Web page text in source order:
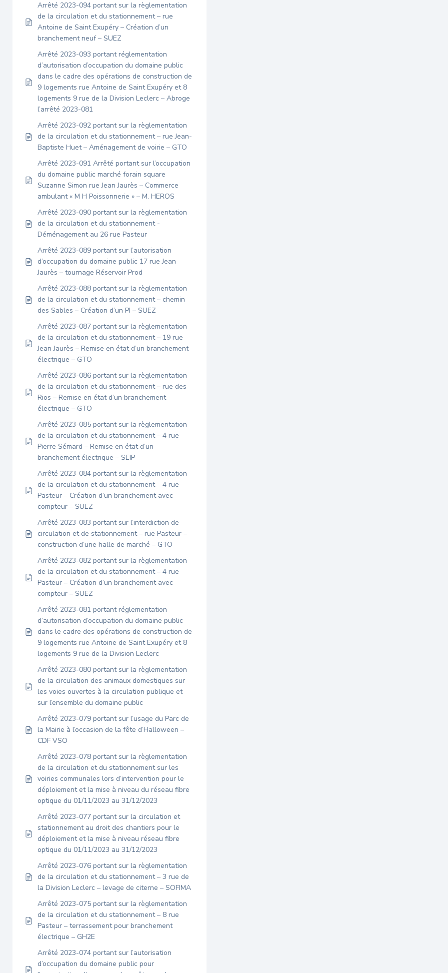
Arrêté 2023-094 portant sur la règlementation
de la circulation et du stationnement – rue
Antoine de Saint Exupéry – Création d’un
branchement neuf – SUEZ
Arrêté 2023-093 portant réglementation
d’autorisation d’occupation du domaine public
dans le cadre des opérations de construction de
9 logements rue Antoine de Saint Exupéry et 8
logements 9 rue de la Division Leclerc – Abroge
l’arrêté 2023-081
Arrêté 2023-092 portant sur la règlementation
de la circulation et du stationnement – rue Jean-
Baptiste Huet – Aménagement de voirie – GTO
Arrêté 2023-091 Arrêté portant sur l’occupation
du domaine public marché forain square
Suzanne Simon rue Jean Jaurès – Commerce
ambulant « M H Poissonnerie » – M. HEROS
Arrêté 2023-090 portant sur la règlementation
de la circulation et du stationnement -
Déménagement au 26 rue Pasteur
Arrêté 2023-089 portant sur l’autorisation
d’occupation du domaine public 17 rue Jean
Jaurès – tournage Réservoir Prod
Arrêté 2023-088 portant sur la règlementation
de la circulation et du stationnement – chemin
des Sables – Création d’un PI – SUEZ
Arrêté 2023-087 portant sur la règlementation
de la circulation et du stationnement – 19 rue
Jean Jaurès – Remise en état d’un branchement
électrique – GTO
Arrêté 2023-086 portant sur la règlementation
de la circulation et du stationnement – rue des
Rios – Remise en état d’un branchement
électrique – GTO
Arrêté 2023-085 portant sur la règlementation
de la circulation et du stationnement – 4 rue
Pierre Sémard – Remise en état d’un
branchement électrique – SEIP
Arrêté 2023-084 portant sur la règlementation
de la circulation et du stationnement – 4 rue
Pasteur – Création d’un branchement avec
compteur – SUEZ
Arrêté 2023-083 portant sur l’interdiction de
circulation et de stationnement – rue Pasteur –
construction d’une halle de marché – GTO
Arrêté 2023-082 portant sur la règlementation
de la circulation et du stationnement – 4 rue
Pasteur – Création d’un branchement avec
compteur – SUEZ
Arrêté 2023-081 portant réglementation
d’autorisation d’occupation du domaine public
dans le cadre des opérations de construction de
9 logements rue Antoine de Saint Exupéry et 8
logements 9 rue de la Division Leclerc
Arrêté 2023-080 portant sur la règlementation
de la circulation des animaux domestiques sur
les voies ouvertes à la circulation publique et
sur l’ensemble du domaine public
Arrêté 2023-079 portant sur l’usage du Parc de
la Mairie à l’occasion de la fête d’Halloween –
CDF VSO
Arrêté 2023-078 portant sur la règlementation
de la circulation et du stationnement sur les
voiries communales lors d’intervention pour le
déploiement et la mise à niveau du réseau fibre
optique du 01/11/2023 au 31/12/2023
Arrêté 2023-077 portant sur la circulation et
stationnement au droit des chantiers pour le
déploiement et la mise à niveau réseau fibre
optique du 01/11/2023 au 31/12/2023
Arrêté 2023-076 portant sur la règlementation
de la circulation et du stationnement – 3 rue de
la Division Leclerc – levage de citerne – SOFIMA
Arrêté 2023-075 portant sur la règlementation
de la circulation et du stationnement – 8 rue
Pasteur – terrassement pour branchement
électrique – GH2E
Arrêté 2023-074 portant sur l’autorisation
d’occupation du domaine public pour